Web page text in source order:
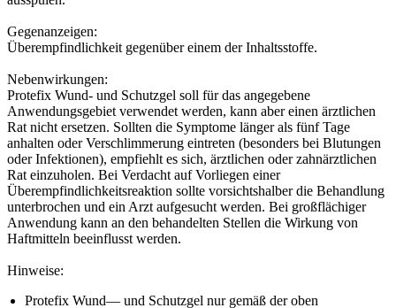
Gegenanzeigen:
Überempfindlichkeit gegenüber einem der Inhaltsstoffe.
Nebenwirkungen:
Protefix Wund- und Schutzgel soll für das angegebene
Anwendungsgebiet verwendet werden, kann aber einen ärztlichen
Rat nicht ersetzen. Sollten die Symptome länger als fünf Tage
anhalten oder Verschlimmerung eintreten (besonders bei Blutungen
oder Infektionen), empfiehlt es sich, ärztlichen oder zahnärztlichen
Rat einzuholen. Bei Verdacht auf Vorliegen einer
Überempfindlichkeitsreaktion sollte vorsichtshalber die Behandlung
unterbrochen und ein Arzt aufgesucht werden. Bei großflächiger
Anwendung kann an den behandelten Stellen die Wirkung von
Haftmitteln beeinflusst werden.
Hinweise:
Protefix Wund— und Schutzgel nur gemäß der oben